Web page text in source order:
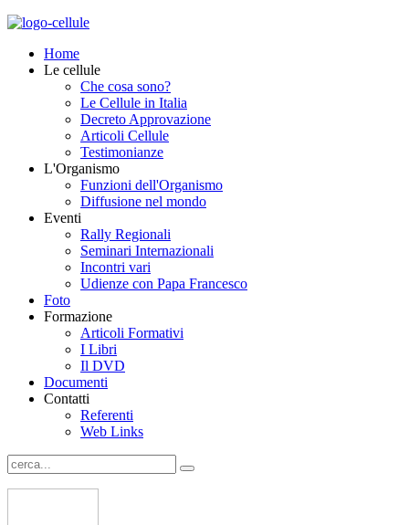
Home
Le cellule
Che cosa sono?
Le Cellule in Italia
Decreto Approvazione
Articoli Cellule
Testimonianze
L'Organismo
Funzioni dell'Organismo
Diffusione nel mondo
Eventi
Rally Regionali
Seminari Internazionali
Incontri vari
Udienze con Papa Francesco
Foto
Formazione
Articoli Formativi
I Libri
Il DVD
Documenti
Contatti
Referenti
Web Links